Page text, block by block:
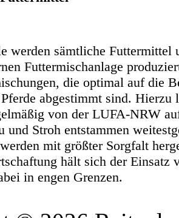
werden sämtliche Futtermittel
Futtermischanlage
die optimal auf die
abgestimmt sind. Hierzu
von der LUFA-NRW
und Stroh entstammen
mit größter Sorgfalt
hält sich der Einsatz
in engen Grenzen.